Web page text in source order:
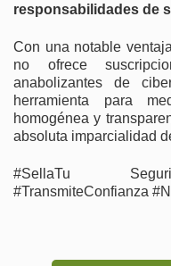
responsabilidades de
Con una notable
no ofrece
anabolizantes de
herramienta para
homogénea y
absoluta imparcialidad
#SellaTu
#TransmiteConfianza